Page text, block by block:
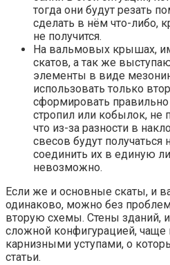
тогда они будут резать
сделать в нём что-либо,
не получится.
На вальмовых крышах,
скатов, а так же
элементы в виде
использовать только
сформировать
стропил или кобылок, не
что из-за разности в
свесов будут получаться
соединить их в единую
невозможно.
Если же и основные скаты, и
одинаково, можно без
вторую схемы. Стены
сложной конфигурацией, чаще
карнизными уступами, о
статьи.